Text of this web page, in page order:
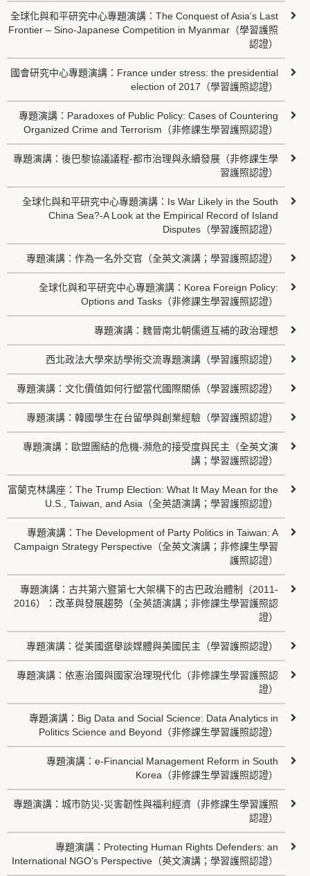
全球化與和平研究中心專題演講：The Conquest of Asia’s Last
Frontier – Sino-Japanese Competition in Myanmar（學習護照
認證）
國會研究中心專題演講：France under stress: the presidential
election of 2017（學習護照認證）
專題演講：Paradoxes of Public Policy: Cases of Countering
Organized Crime and Terrorism（非修課生學習護照認證）
專題演講：後巴黎協議議程-都市治理與永續發展（非修課生學
習護照認證）
全球化與和平研究中心專題演講：Is War Likely in the South
China Sea?-A Look at the Empirical Record of Island
Disputes（學習護照認證）
專題演講：作為一名外交官（全英文演講；學習護照認證）
全球化與和平研究中心專題演講：Korea Foreign Policy:
Options and Tasks（非修課生學習護照認證）
專題演講：魏晉南北朝儒道互補的政治理想
西北政法大學來訪學術交流專題演講（學習護照認證）
專題演講：文化價值如何行塑當代國際關係（學習護照認證）
專題演講：韓國學生在台留學與創業經驗（學習護照認證）
專題演講：歐盟團結的危機-瀕危的接受度與民主（全英文演
講；學習護照認證）
富蘭克林講座：The Trump Election: What It May Mean for the
U.S., Taiwan, and Asia（全英語演講；學習護照認證）
專題演講：The Development of Party Politics in Taiwan: A
Campaign Strategy Perspective（全英文演講；非修課生學習
護照認證）
專題演講：古共第六暨第七大架構下的古巴政治體制（2011-
2016）：改革與發展趨勢（全英語演講；非修課生學習護照認
證）
專題演講：從美國選舉談媒體與美國民主（學習護照認證）
專題演講：依憲治國與國家治理現代化（非修課生學習護照認
證）
專題演講：Big Data and Social Science: Data Analytics in
Politics Science and Beyond（非修課生學習護照認證）
專題演講：e-Financial Management Reform in South
Korea（非修課生學習護照認證）
專題演講：城市防災-災害韌性與福利經濟（非修課生學習護照
認證）
專題演講：Protecting Human Rights Defenders: an
International NGO’s Perspective（英文演講；學習護照認證）